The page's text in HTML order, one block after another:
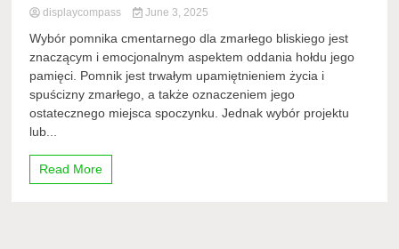
displaycompass June 3, 2025
Wybór pomnika cmentarnego dla zmarłego bliskiego jest
znaczącym i emocjonalnym aspektem oddania hołdu jego
pamięci. Pomnik jest trwałym upamiętnieniem życia i
spuścizny zmarłego, a także oznaczeniem jego
ostatecznego miejsca spoczynku. Jednak wybór projektu
lub...
Read More